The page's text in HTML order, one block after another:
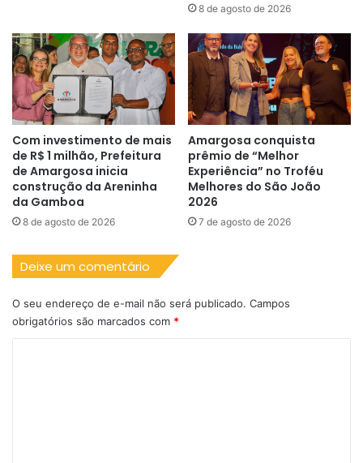
8 de agosto de 2026
Com investimento de mais
de R$ 1 milhão, Prefeitura
de Amargosa inicia
construção da Areninha
da Gamboa
8 de agosto de 2026
Amargosa conquista
prêmio de “Melhor
Experiência” no Troféu
Melhores do São João
2026
7 de agosto de 2026
Deixe um comentário
O seu endereço de e-mail não será publicado. Campos
obrigatórios são marcados com *